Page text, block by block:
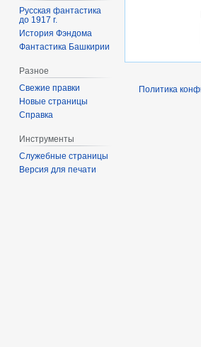
Русская фантастика
до 1917 г.
История Фэндома
Фантастика Башкирии
Разное
Свежие правки
Новые страницы
Справка
Инструменты
Служебные страницы
Версия для печати
Политика